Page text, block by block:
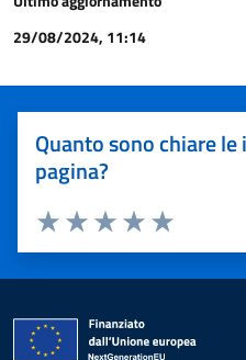
29/08/2024, 11:14
Quanto sono chiare
pagina?
Valuta 5
Valuta 4 stelle
Valuta 3 stelle su 5
Valuta 2 stelle su 5
Valuta 1 stelle su 5